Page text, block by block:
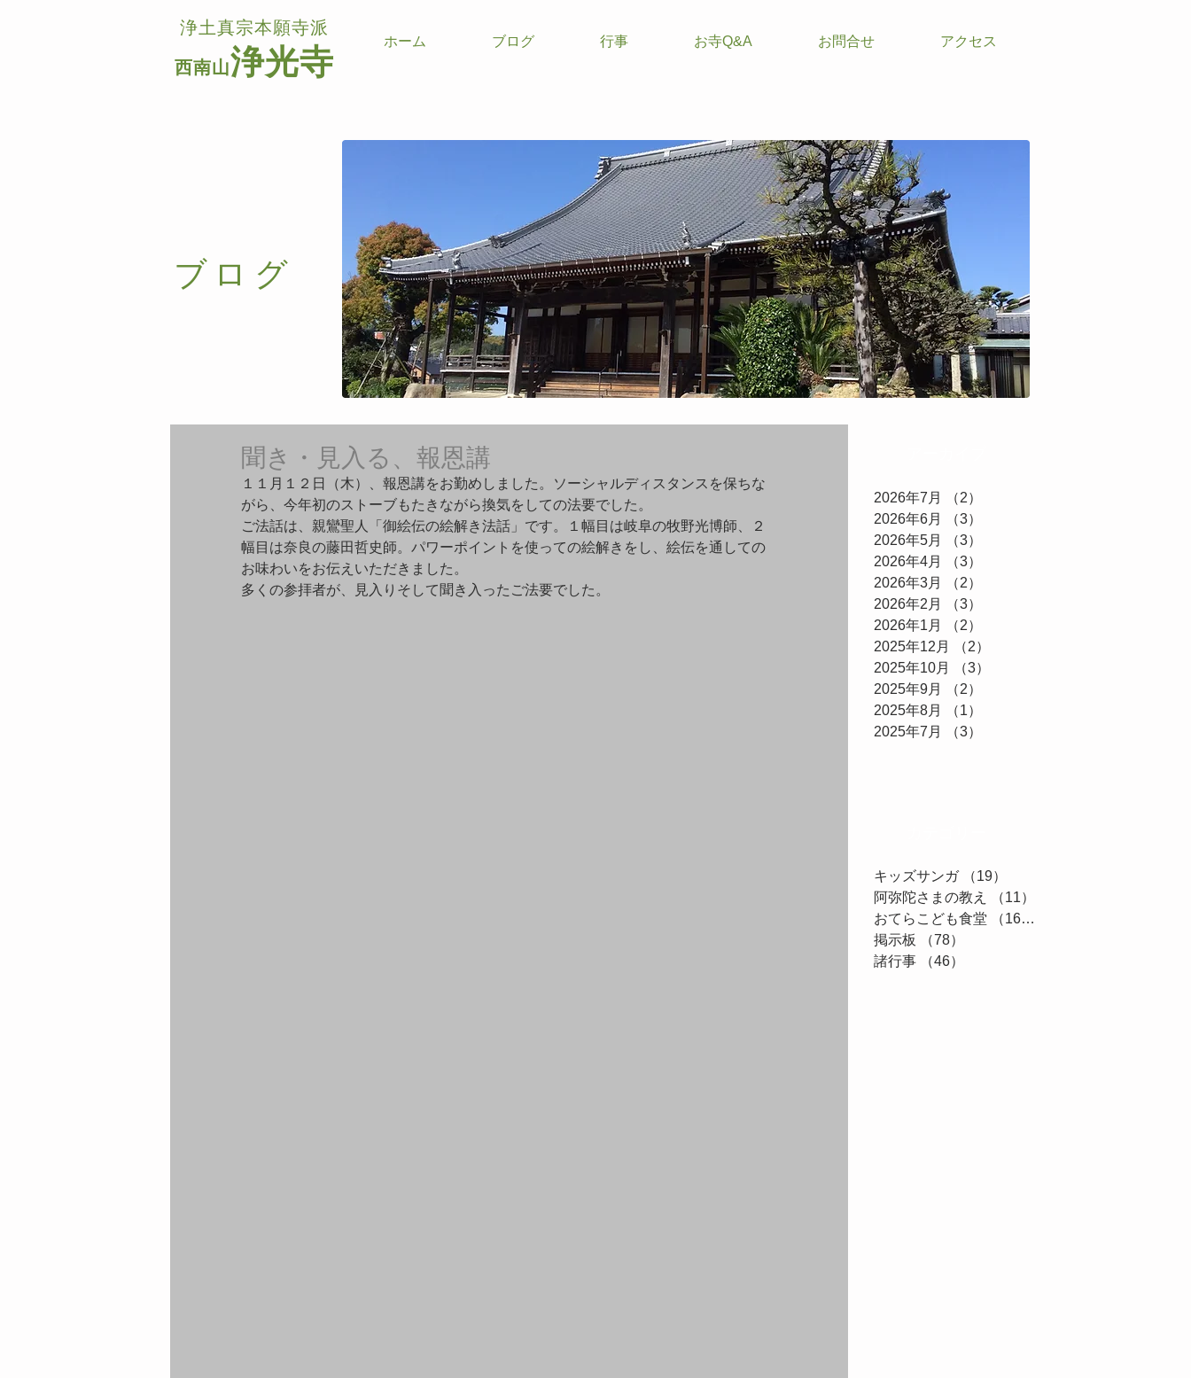
浄土真宗本願寺派
西南山浄光寺
ホーム ブログ 行事 お寺Q&A お問合せ アクセス
​ブログ
聞き・見入る、報恩講
１１月１２日（木）、報恩講をお勤めしました。ソーシャルディスタンスを保ちな
がら、今年初のストーブもたきながら換気をしての法要でした。
ご法話は、親鸞聖人「御絵伝の絵解き法話」です。１幅目は岐阜の牧野光博師、２
幅目は奈良の藤田哲史師。パワーポイントを使っての絵解きをし、絵伝を通しての
お味わいをお伝えいただきました。
多くの参拝者が、見入りそして聞き入ったご法要でした。
2026年7月 （2）
2026年6月
（3）
2026年5月
（3）
2026年4月
（3）
2026年3月
（2）
2026年2月
（3）
2026年1月
（2）
2025年12月
（2）
2025年10月
（3）
2025年9月
（2）
2025年8月
（1）
2025年7月
（3）
キッズサンガ （19）
阿弥陀さまの教え
（11）
おてらこども食堂
（161）
掲示板
（78）
諸行事
（46）